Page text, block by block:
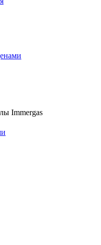
Immergas